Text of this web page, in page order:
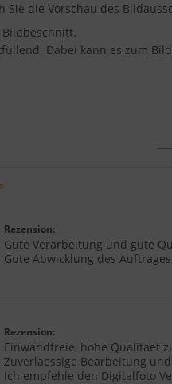
Sie die Vorschau des
Bildbeschnitt.
Dabei kann es zum
Rezension:
Gute Verarbeitung und gute
Gute Abwicklung des
Rezension:
Einwandfreie, hohe Qualitaet
Zuverlaessige Bearbeitung
Ich empfehle den Digitalfoto